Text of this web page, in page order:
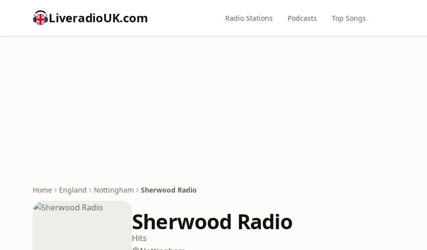
LiveradioUK.com Radio Stations Podcasts Top Songs
Home England Nottingham Sherwood Radio
Sherwood Radio
Hits